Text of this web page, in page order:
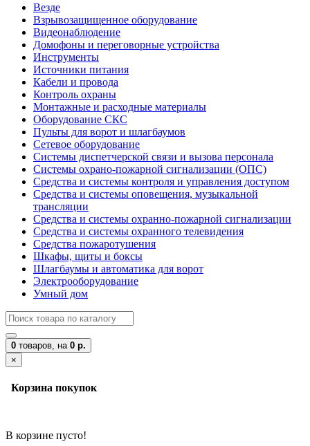
Везде
Взрывозащищенное оборудование
Видеонаблюдение
Домофоны и переговорные устройства
Инструменты
Источники питания
Кабели и провода
Контроль охраны
Монтажные и расходные материалы
Оборудование СКС
Пульты для ворот и шлагбаумов
Сетевое оборудование
Системы диспетчерской связи и вызова персонала
Системы охрано-пожарной сигнализации (ОПС)
Средства и системы контроля и управления доступом
Средства и системы оповещения, музыкальной
трансляции
Средства и системы охранно-пожарной сигнализации
Средства и системы охранного телевидения
Средства пожаротушения
Шкафы, щиты и боксы
Шлагбаумы и автоматика для ворот
Электрооборудование
Умный дом
0 товаров, на 0 р.
×
Корзина покупок
В корзине пусто!